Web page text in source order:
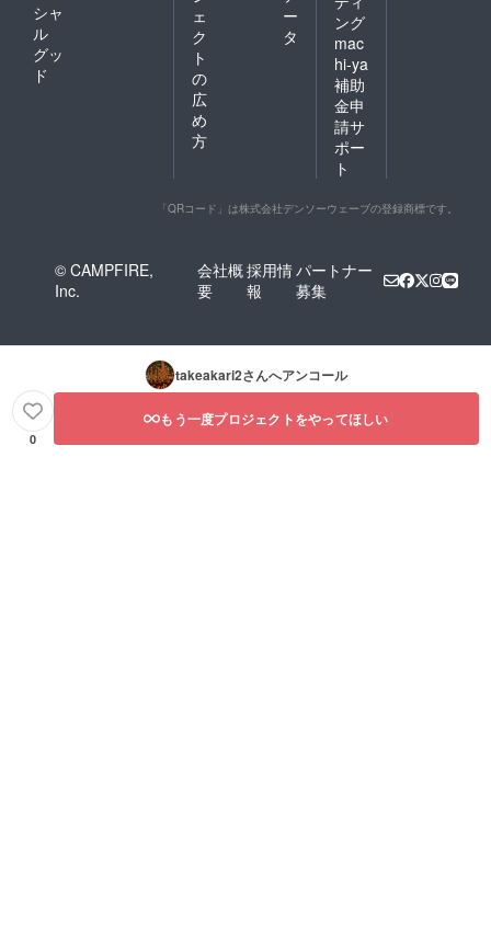
シャ
ル
グッ
ド
ェ
ク
ト
の
広
め
方
ー
タ
ング
mac
hi-ya
補助
金申
請サ
ポー
ト
「QRコード」は株式会社デンソーウェーブの登録商標です。
© CAMPFIRE,
Inc.
会社概
要
採用情
報
パートナー
募集
takeakari2さんへアンコール
0
もう一度プロジェクトをやってほしい